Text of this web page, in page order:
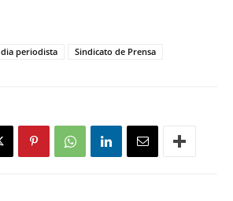
dia periodista Sindicato de Prensa